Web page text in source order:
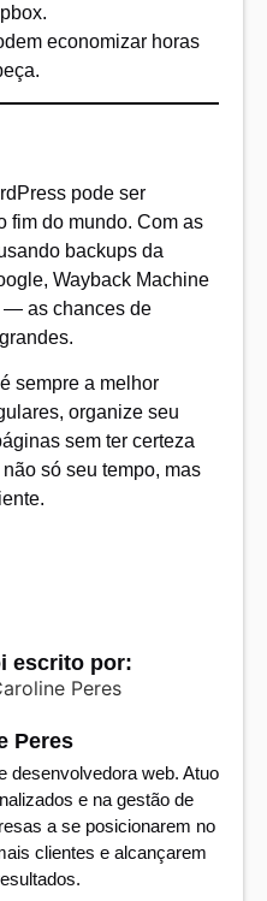
economizar horas
pode ser
fim do mundo. Com as
backups da
Wayback Machine
— as chances de
sempre a melhor
organize seu
sem ter certeza
só seu tempo, mas
escrito por:​
Peres
desenvolvedora web. Atuo
e na gestão de
a se posicionarem no
clientes e alcançarem